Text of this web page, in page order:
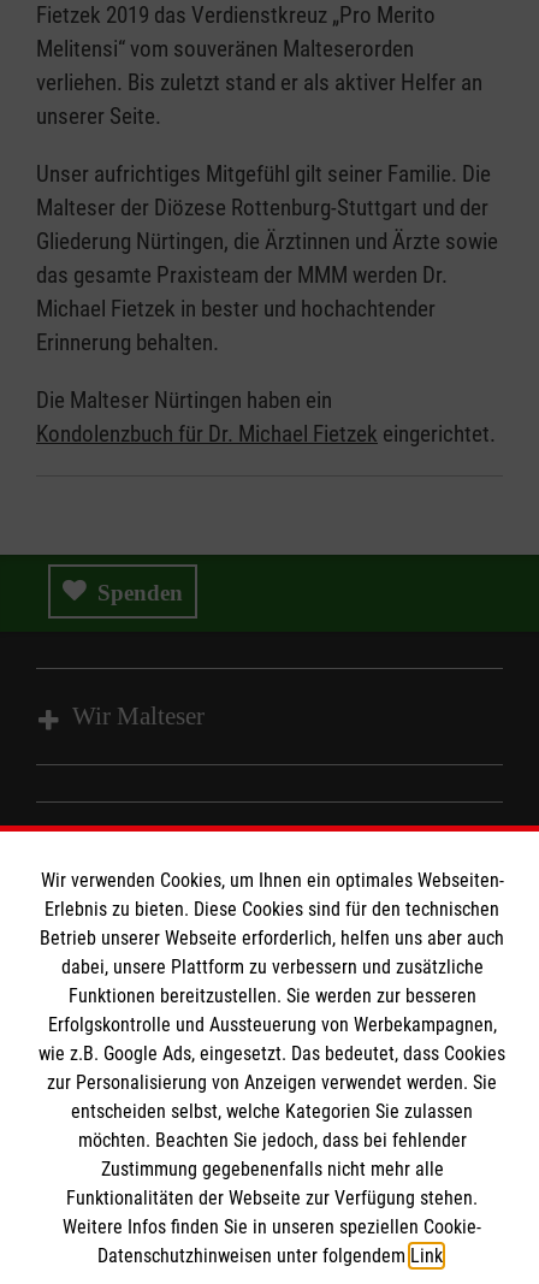
Fietzek 2019 das Verdienstkreuz „Pro Merito
Melitensi“ vom souveränen Malteserorden
verliehen. Bis zuletzt stand er als aktiver Helfer an
unserer Seite.
Unser aufrichtiges Mitgefühl gilt seiner Familie. Die
Malteser der Diözese Rottenburg-Stuttgart und der
Gliederung Nürtingen, die Ärztinnen und Ärzte sowie
das gesamte Praxisteam der MMM werden Dr.
Michael Fietzek in bester und hochachtender
Erinnerung behalten.
Die Malteser Nürtingen haben ein
Kondolenzbuch für Dr. Michael Fietzek eingerichtet.
Spenden
Wir Malteser
Wir Malteser
Spenden & Helfen
Angebote & Leistungen
Kursangebote
Mitarbeiten & Aktiv werden
Kontakt
Presse und Medien
Impressum
Datenschutz
Malteser online
Malteserorden
Malteser Jugend
Malteser International
Mediathek
Sharepoint
Spendenkonto
Empfänger: Malteser Hilfsdienst e.V.
IBAN: DE90 6005 0101 0001 2706 88
Soziale Netzwerke
Wir verwenden Cookies, um Ihnen ein optimales Webseiten-
Erlebnis zu bieten. Diese Cookies sind für den technischen
Betrieb unserer Webseite erforderlich, helfen uns aber auch
dabei, unsere Plattform zu verbessern und zusätzliche
Funktionen bereitzustellen. Sie werden zur besseren
Erfolgskontrolle und Aussteuerung von Werbekampagnen,
wie z.B. Google Ads, eingesetzt. Das bedeutet, dass Cookies
zur Personalisierung von Anzeigen verwendet werden. Sie
entscheiden selbst, welche Kategorien Sie zulassen
möchten. Beachten Sie jedoch, dass bei fehlender
Zustimmung gegebenenfalls nicht mehr alle
Funktionalitäten der Webseite zur Verfügung stehen.
Weitere Infos finden Sie in unseren speziellen Cookie-
Datenschutzhinweisen unter folgendem Link.